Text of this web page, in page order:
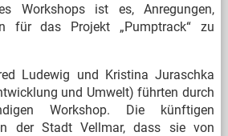
Workshops ist es, Anregungen,
für das Projekt „Pumptrack“ zu
Ludewig und Kristina Juraschka
und Umwelt) führten durch
Workshop. Die künftigen
der Stadt Vellmar, dass sie von